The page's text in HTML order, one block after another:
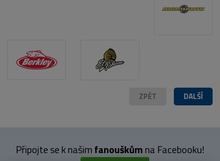
DALŠÍ
ZPĚT
Připojte se k našimfanouškůmna Facebooku!